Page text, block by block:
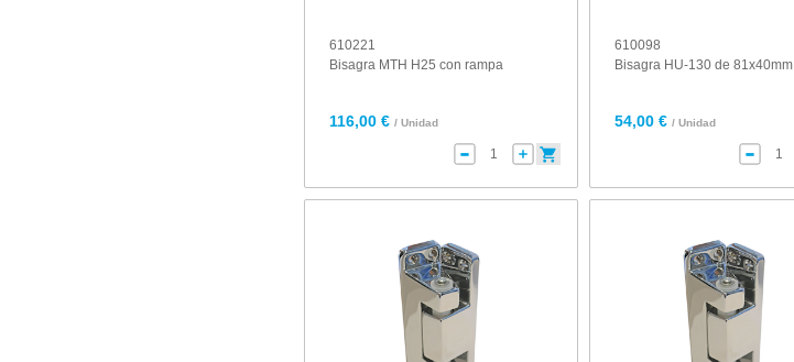
610221
Bisagra MTH H25 con rampa
116,00 € / Unidad
610098
Bisagra HU-130 de 81x40mm
54,00 € / Unidad